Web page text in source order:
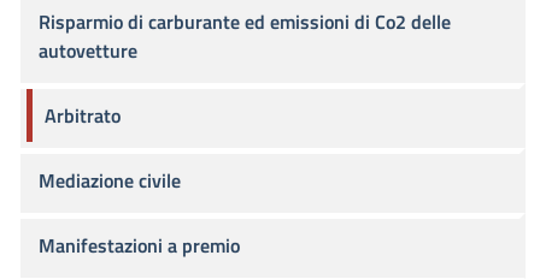
Risparmio di carburante ed emissioni di Co2 delle
autovetture
Arbitrato
Mediazione civile
Manifestazioni a premio